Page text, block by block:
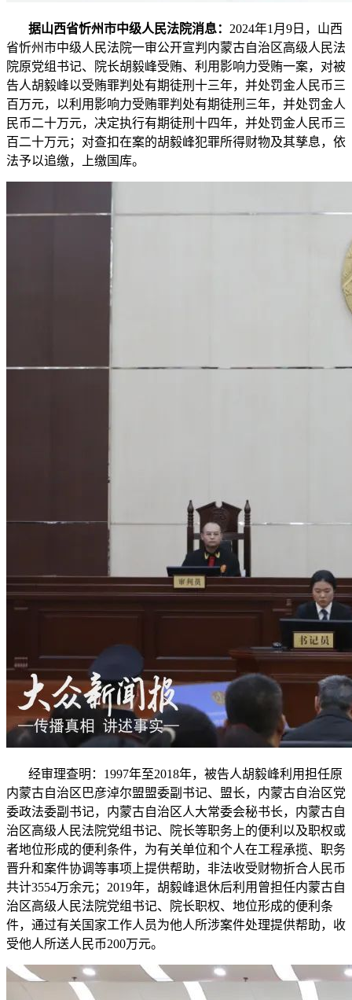
据山西省忻州市中级人民法院消息： 2024年1月9日，山西
省忻州市中级人民法院一审公开宣判内蒙古自治区高级人民法
院原党组书记、院长胡毅峰受贿、利用影响力受贿一案，对被
告人胡毅峰以受贿罪判处有期徒刑十三年，并处罚金人民币三
百万元，以利用影响力受贿罪判处有期徒刑三年，并处罚金人
民币二十万元，决定执行有期徒刑十四年，并处罚金人民币三
百二十万元；对查扣在案的胡毅峰犯罪所得财物及其孳息，依
法予以追缴，上缴国库。
经审理查明：1997年至2018年，被告人胡毅峰利用担任原
内蒙古自治区巴彦淖尔盟盟委副书记、盟长，内蒙古自治区党
委政法委副书记，内蒙古自治区人大常委会秘书长，内蒙古自
治区高级人民法院党组书记、院长等职务上的便利以及职权或
者地位形成的便利条件，为有关单位和个人在工程承揽、职务
晋升和案件协调等事项上提供帮助，非法收受财物折合人民币
共计3554万余元；2019年，胡毅峰退休后利用曾担任内蒙古自
治区高级人民法院党组书记、院长职权、地位形成的便利条
件，通过有关国家工作人员为他人所涉案件处理提供帮助，收
受他人所送人民币200万元。